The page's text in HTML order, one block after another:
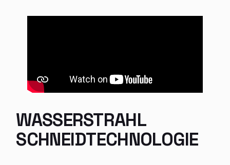
WASSERSTRAHL
SCHNEIDTECHNOLOGIE